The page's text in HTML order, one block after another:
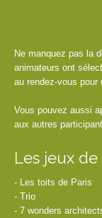
Ne manquez pas la
animateurs ont
au rendez-vous pour
Vous pouvez aussi
aux autres
Les jeux
- Les toits de Paris
- Trio
- 7 wonders